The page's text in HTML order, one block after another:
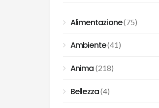
Alimentazione(75)
Ambiente(41)
Anima (218)
Bellezza(4)